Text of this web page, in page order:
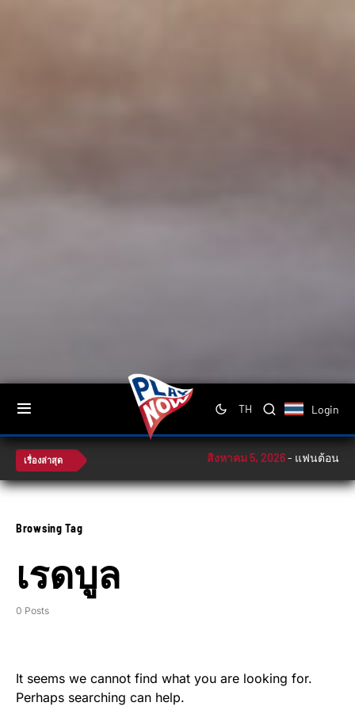
TH Login
เรื่องล่าสุด สิงหาคม 5, 2026-แฟนต้อนรับอ
Browsing Tag
เรดบูล
0 Posts
It seems we cannot find what you are looking for.
Perhaps searching can help.